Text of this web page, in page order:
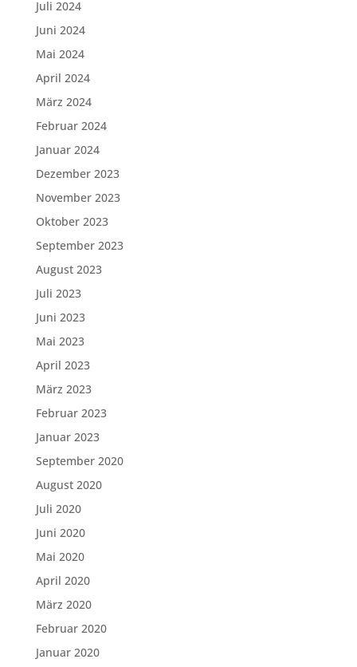
Juli 2024
Juni 2024
Mai 2024
April 2024
März 2024
Februar 2024
Januar 2024
Dezember 2023
November 2023
Oktober 2023
September 2023
August 2023
Juli 2023
Juni 2023
Mai 2023
April 2023
März 2023
Februar 2023
Januar 2023
September 2020
August 2020
Juli 2020
Juni 2020
Mai 2020
April 2020
März 2020
Februar 2020
Januar 2020